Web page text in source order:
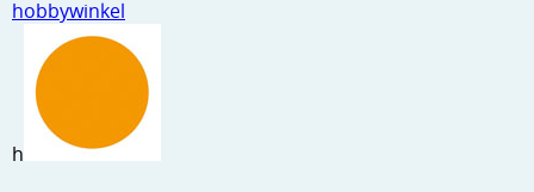
Snijmaterialen
Speciaal papier
Stans machine en embossing machines
hobbywinkel
h